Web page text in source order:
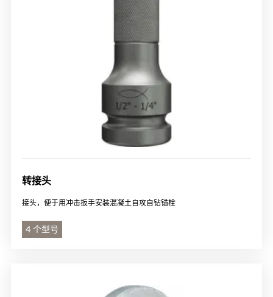
转接头
接头，便于用冲击扳手安装混凝土自攻自钻锚栓
4 个型号